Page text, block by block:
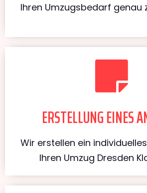
Ihren Umzugsbedarf genau
ERSTELLUNG EINES
Wir erstellen ein
Ihren Umzug Dresden